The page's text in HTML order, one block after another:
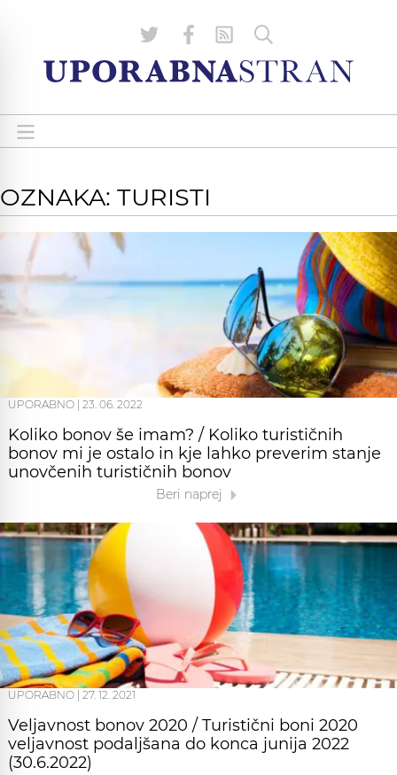
OZNAKA: TURISTI
UPORABNO 23. 06. 2022
Koliko bonov še imam? / Koliko turističnih
bonov mi je ostalo in kje lahko preverim stanje
unovčenih turističnih bonov
Beri naprej
UPORABNO 27. 12. 2021
Veljavnost bonov 2020 / Turistični boni 2020
veljavnost podaljšana do konca junija 2022
(30.6.2022)